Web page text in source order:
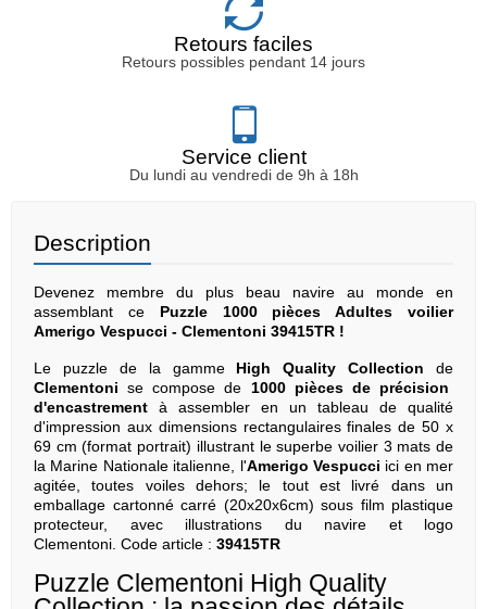
Retours faciles
Retours possibles pendant 14 jours
Service client
Du lundi au vendredi de 9h à 18h
Description
Devenez membre du plus beau navire au monde en
assemblant cePuzzle 1000 pièces Adultes voilier
Amerigo Vespucci - Clementoni 39415TR !
Le puzzle de la gamme High Quality Collection de
Clementoni se compose de 1000 pièces de précision
d'encastrement à assembler en un tableau de qualité
d'impression aux dimensions rectangulaires finales de 50 x
69 cm (format portrait) illustrant le superbe voilier 3 mats de
la Marine Nationale italienne, l'Amerigo Vespucci ici en mer
agitée, toutes voiles dehors; le tout est livré dans un
emballage cartonné carré (20x20x6cm) sous film plastique
protecteur, avec illustrations du navire et logo
Clementoni. Code article : 39415TR
Puzzle Clementoni High Quality